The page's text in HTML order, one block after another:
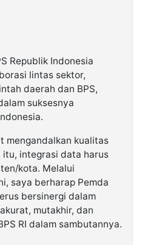
Republik Indonesia
lintas sektor,
daerah dan BPS,
suksesnya
mengandalkan kualitas
integrasi data harus
kota. Melalui
saya berharap Pemda
bersinergi dalam
mutakhir, dan
RI dalam sambutannya.